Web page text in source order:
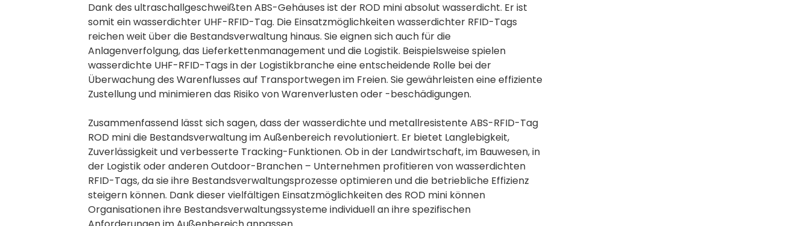
Dank des ultraschallgeschweißten ABS-Gehäuses ist der ROD mini absolut wasserdicht. Er ist
somit ein wasserdichter UHF-RFID-Tag. Die Einsatzmöglichkeiten wasserdichter RFID-Tags
reichen weit über die Bestandsverwaltung hinaus. Sie eignen sich auch für die
Anlagenverfolgung, das Lieferkettenmanagement und die Logistik. Beispielsweise spielen
wasserdichte UHF-RFID-Tags in der Logistikbranche eine entscheidende Rolle bei der
Überwachung des Warenflusses auf Transportwegen im Freien. Sie gewährleisten eine effiziente
Zustellung und minimieren das Risiko von Warenverlusten oder -beschädigungen.
Zusammenfassend lässt sich sagen, dass der wasserdichte und metallresistente ABS-RFID-Tag
ROD mini die Bestandsverwaltung im Außenbereich revolutioniert. Er bietet Langlebigkeit,
Zuverlässigkeit und verbesserte Tracking-Funktionen. Ob in der Landwirtschaft, im Bauwesen, in
der Logistik oder anderen Outdoor-Branchen – Unternehmen profitieren von wasserdichten
RFID-Tags, da sie ihre Bestandsverwaltungsprozesse optimieren und die betriebliche Effizienz
steigern können. Dank dieser vielfältigen Einsatzmöglichkeiten des ROD mini können
Organisationen ihre Bestandsverwaltungssysteme individuell an ihre spezifischen